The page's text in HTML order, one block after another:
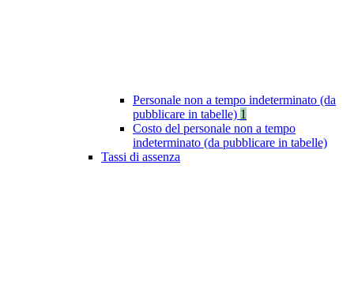
Personale non a tempo indeterminato (da
pubblicare in tabelle) 1
Costo del personale non a tempo
indeterminato (da pubblicare in tabelle)
Tassi di assenza